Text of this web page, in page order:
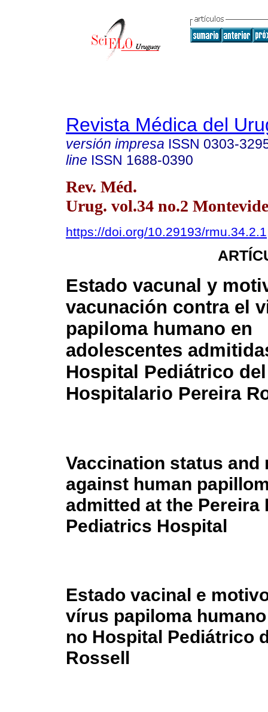
Revista Médica del
versión impresa ISSN 0303-
line ISSN 1688-0390
Rev. Méd.
Urug. vol.34 no.2
https://doi.org/10.29193/rmu.34.2.1
Estado vacunal y
vacunación contra el
papiloma humano en
adolescentes
Hospital Pediátrico
Hospitalario Pereira
Vaccination status
against human
admitted at the
Pediatrics Hospital
Estado vacinal e
vírus papiloma
no Hospital Pediátrico
Rossell